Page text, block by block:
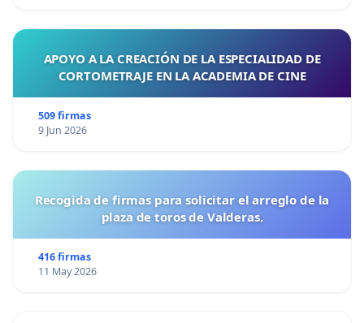
APOYO A LA CREACIÓN DE LA ESPECIALIDAD DE
CORTOMETRAJE EN LA ACADEMIA DE CINE
509 firmas
9 Jun 2026
Recogida de firmas para solicitar el arreglo de la
plaza de toros de Valderas.
416 firmas
11 May 2026